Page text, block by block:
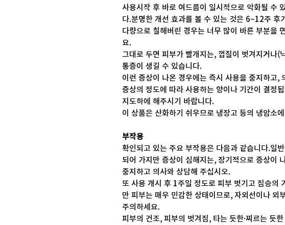
사용시작 후 바로 여드름이 일시적으로 악화될 수
다.분명한 개선 효과를 볼 수 있는 것은 6~12주 후
다량으로 칠해버린 경우는 너무 많이 바른 부분을
요.
그대로 두면 피부가 빨개지는, 껍질이 벗겨지거나(
통증이 생길 수 있습니다.
이런 증상이 나온 경우에는 즉시 사용을 중지하고,
증상의 정도에 따라 사용하는 양이나 기간이 결정
지도하에 해주시기 바랍니다.
이 상품은 산화하기 쉬우므로 냉장고 등의 냉암소
부작용
확인되고 있는 주요 부작용은 다음과 같습니다.일
되어 가지만 증상이 심해지는, 장기적으로 증상이
중지하고 의사와 상담해 주십시오.
또 사용 개시 후 1주일 정도로 피부 벗기고 짐승의
만 피부는 매우 민감한 상태이므로, 자외선이나 외
주의하세요.
피부의 건조, 피부의 벗겨짐, 타는 듯한·찌르는 듯